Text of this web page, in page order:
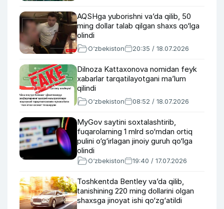
AQSHga yuborishni va’da qilib, 50
ming dollar talab qilgan shaxs qo‘lga
olindi
O‘zbekiston 20:35 / 18.07.2026
Dilnoza Kattaxonova nomidan feyk
xabarlar tarqatilayotgani ma’lum
qilindi
O‘zbekiston 08:52 / 18.07.2026
MyGov saytini soxtalashtirib,
fuqarolarning 1 mlrd so‘mdan ortiq
pulini o‘g‘irlagan jinoiy guruh qo‘lga
olindi
O‘zbekiston 19:40 / 17.07.2026
Toshkentda Bentley va’da qilib,
tanishining 220 ming dollarini olgan
shaxsga jinoyat ishi qo‘zg‘atildi